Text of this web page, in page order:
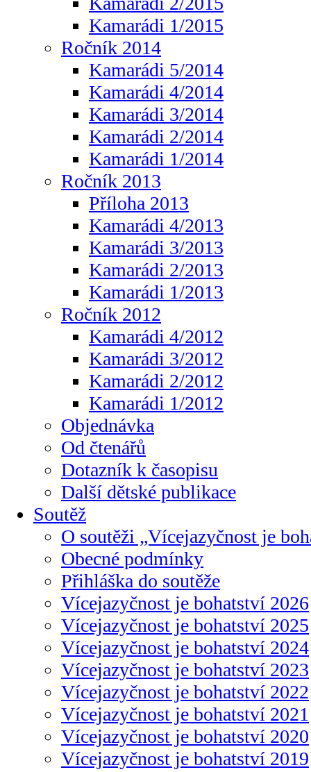
Kamarádi 1/2015
Ročník 2014
Kamarádi 5/2014
Kamarádi 4/2014
Kamarádi 3/2014
Kamarádi 2/2014
Kamarádi 1/2014
Ročník 2013
Příloha 2013
Kamarádi 4/2013
Kamarádi 3/2013
Kamarádi 2/2013
Kamarádi 1/2013
Ročník 2012
Kamarádi 4/2012
Kamarádi 3/2012
Kamarádi 2/2012
Kamarádi 1/2012
Objednávka
Od čtenářů
Dotazník k časopisu
Další dětské publikace
Soutěž
O soutěži „Vícejazyčnost je
Obecné podmínky
Přihláška do soutěže
Vícejazyčnost je bohatství 2026
Vícejazyčnost je bohatství 2025
Vícejazyčnost je bohatství 2024
Vícejazyčnost je bohatství 2023
Vícejazyčnost je bohatství 2022
Vícejazyčnost je bohatství 2021
Vícejazyčnost je bohatství 2020
Vícejazyčnost je bohatství 2019